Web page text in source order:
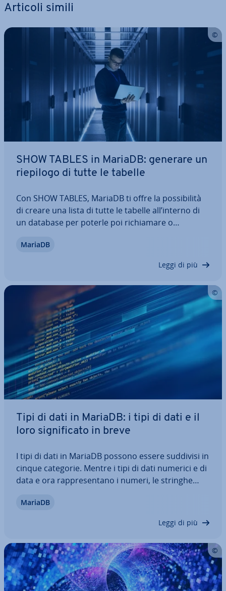
Articoli simili
SHOW TABLES in MariaDB: generare un
riepilogo di tutte le tabelle
Con SHOW TABLES, MariaDB ti offre la pos­si­bi­li­tà
di creare una lista di tutte le tabelle all’interno di
un database per poterle poi ri­chia­ma­re o
articolo ti mostriamo come è strut­tu­ra­ta l’istru­zio­
MariaDB
Leggi di più
Tipi di dati in MariaDB: i tipi di dati e il
loro si­gni­fi­ca­to in breve
I tipi di dati in MariaDB possono essere suddivisi in
cinque categorie. Mentre i tipi di dati numerici e di
data e ora rap­pre­sen­ta­no i numeri, le stringhe
gestione di database consente inoltre tipi di dati
MariaDB
Leggi di più